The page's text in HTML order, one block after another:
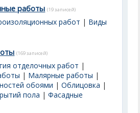
работы (19 записей)
работ | Виды
(169 записей)
отделочных работ |
| Малярные работы |
обоями |Облицовка |
пола |Фасадные